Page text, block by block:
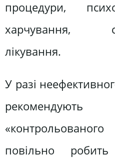
процедури,
харчування,
лікування.
У разі
повільно